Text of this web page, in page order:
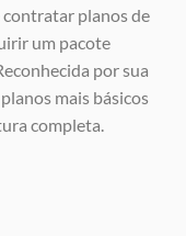
contratar planos de
um pacote
por sua
mais básicos
completa.